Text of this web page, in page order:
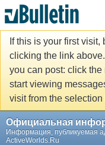
If this is your first
clicking the link
you can post: click
start viewing
visit from the selection
Официальная
Информация, публикуемая
ActiveWorlds.Ru